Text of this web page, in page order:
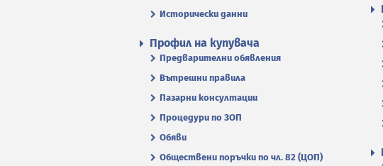
Исторически данни
Профил на купувача
Предварителни обявления
Вътрешни правила
Пазарни консултации
Процедури по ЗОП
Обяви
Обществени поръчки по чл. 82 (ЦОП)